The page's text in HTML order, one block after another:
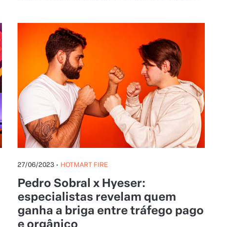
27/06/2023 • HOTMART FIRE
Pedro Sobral x Hyeser:
especialistas revelam quem
ganha a briga entre tráfego pago
e orgânico